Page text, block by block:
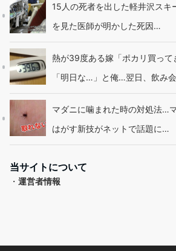
15人の死者を出した軽井沢ス
を見た医師が明かした死因…
熱が39度ある嫁「ポカリ買って
「明日な…」と俺…翌日、飲み
マダニに噛まれた時の対処法…
はがす新技がネットで話題に…
当サイトについて
・ 運営者情報